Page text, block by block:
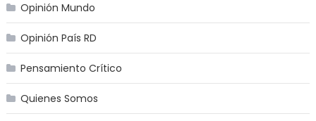
Opinión Mundo
Opinión País RD
Pensamiento Crítico
Quienes Somos